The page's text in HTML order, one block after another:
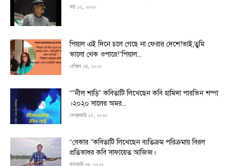
মার্চ ১৩, ২০২০
পিয়াল এই দিনে চলে গেছে না ফেরার দেশে!ভাই,তুমি
ভালো থেক ওপারে!“পিয়াল...
এপ্রিল ২৪, ২০২০
“”নীল শাড়ি” কবিতাটি লিখেছেন কবি হামিদা পারভিন শম্পা
।২০২০ সালের অমর...
ফেব্রুয়ারি ১৫, ২০২০
“বেকার ”কবিতাটি লিখেছেন ব্যতিক্রম পরিক্রমায় বিরল
প্রতিভাধর কবি সাফায়েত আজিজ।
জানুয়ারি ২৬, ২০২০